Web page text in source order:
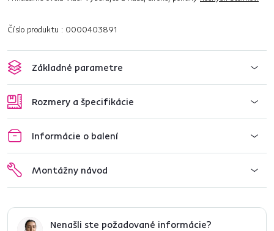
Číslo produktu : 0000403891
Základné parametre
Rozmery a špecifikácie
Informácie o balení
Montážny návod
Nenašli ste požadované informácie?